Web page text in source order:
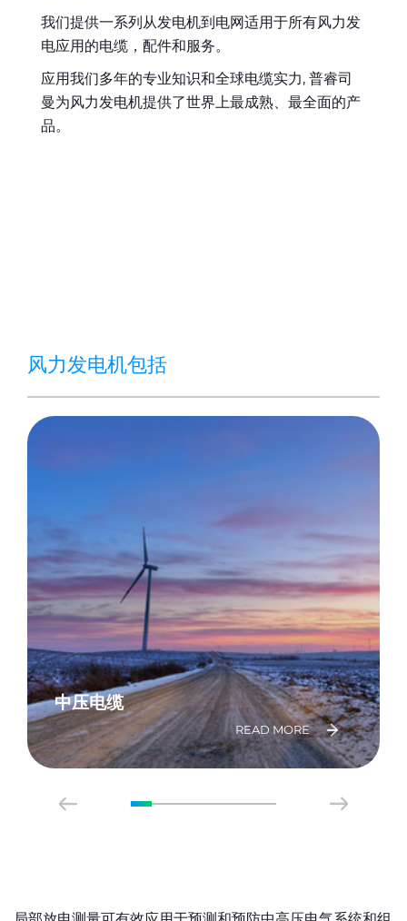
我们提供一系列从发电机到电网适用于所有风力发
电应用的电缆，配件和服务。
应用我们多年的专业知识和全球电缆实力, 普睿司
曼为风力发电机提供了世界上最成熟、最全面的产
品。
风力发电机包括
中压电缆
READ MORE